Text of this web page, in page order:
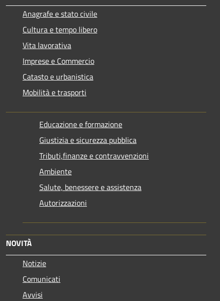
Anagrafe e stato civile
Cultura e tempo libero
Vita lavorativa
Imprese e Commercio
Catasto e urbanistica
Mobilità e trasporti
Educazione e formazione
Giustizia e sicurezza pubblica
Tributi,finanze e contravvenzioni
Ambiente
Salute, benessere e assistenza
Autorizzazioni
NOVITÀ
Notizie
Comunicati
Avvisi